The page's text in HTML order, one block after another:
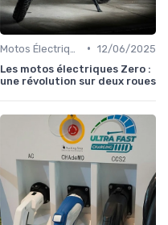
• 12/06/2025
Les motos électriques Zero :
une révolution sur deux roues